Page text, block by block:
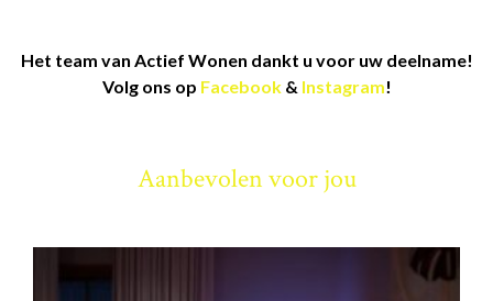
Het team van Actief Wonen dankt u voor uw deelname!
Volg ons op Facebook& Instagram!
Aanbevolen voor jou